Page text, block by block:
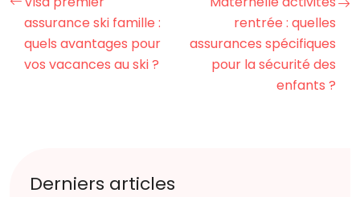
assurance ski famille :
quels avantages pour
vos vacances au ski ?
rentrée : quelles
assurances spécifiques
pour la sécurité des
enfants ?
Derniers articles